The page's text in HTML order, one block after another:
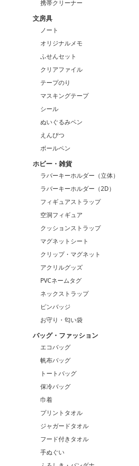
携帯クリーナー
文房具
ノート
オリジナルメモ
ふせんセット
クリアファイル
テープのり
マスキングテープ
シール
ぬいぐるみペン
えんぴつ
ボールペン
ホビー・雑貨
ラバーキーホルダー（立体）
ラバーキーホルダー（2D）
フィギュアストラップ
空洞フィギュア
クッションストラップ
マグネットシート
クリップ・マグネット
アクリルグッズ
PVCネームタグ
ネックストラップ
ピンバッジ
お守り・匂い袋
バッグ・ファッション
エコバッグ
帆布バッグ
トートバッグ
保冷バッグ
巾着
プリントタオル
ジャガードタオル
フード付きタオル
手ぬぐい